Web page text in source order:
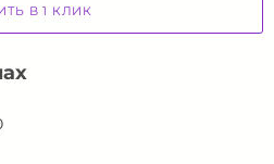
В 1 КЛИК